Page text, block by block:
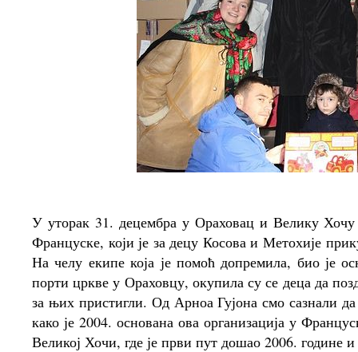
У уторак 31. децембра у Ораховац и Велику
Француске, који је за децу Косова и Метохије
На челу екипе која је помоћ допремила, био је
порти цркве у Ораховцу, окупила су се деца да
за њих пристигли. Од Арноа Гујона смо сазнали
како је 2004. основана ова организација у
Великој Хочи, где је први пут дошао 2006. године